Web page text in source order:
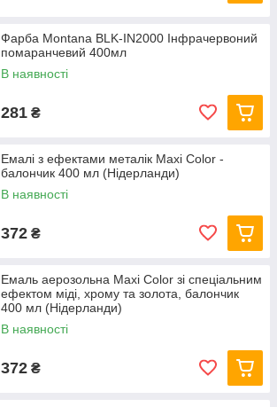
Фарба Montana BLK-IN2000 Інфрачервоний
помаранчевий 400мл
В наявності
281 ₴
Емалі з ефектами металік Maxi Color -
балончик 400 мл (Нідерланди)
В наявності
372 ₴
Емаль аерозольна Maxi Color зі спеціальним
ефектом міді, хрому та золота, балончик
400 мл (Нідерланди)
В наявності
372 ₴